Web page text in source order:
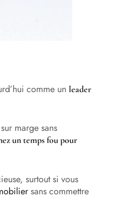
comme un leader
marge sans
un temps fou pour
surtout si vous
sans commettre